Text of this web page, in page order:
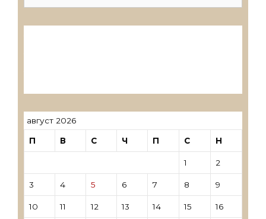
август 2026
П В С Ч П С Н
1 2
3 4 5 6 7 8 9
10 11 12 13 14 15 16